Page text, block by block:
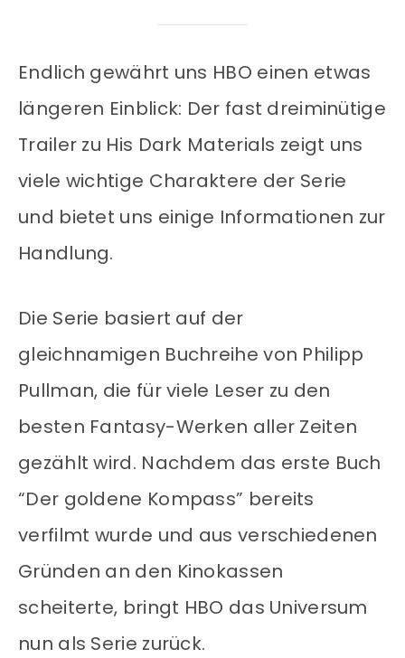
Endlich gewährt uns HBO einen etwas
längeren Einblick: Der fast dreiminütige
Trailer zu His Dark Materials zeigt uns
viele wichtige Charaktere der Serie
und bietet uns einige Informationen zur
Handlung.
Die Serie basiert auf der
gleichnamigen Buchreihe von Philipp
Pullman, die für viele Leser zu den
besten Fantasy-Werken aller Zeiten
gezählt wird. Nachdem das erste Buch
“Der goldene Kompass” bereits
verfilmt wurde und aus verschiedenen
Gründen an den Kinokassen
scheiterte, bringt HBO das Universum
nun als Serie zurück.